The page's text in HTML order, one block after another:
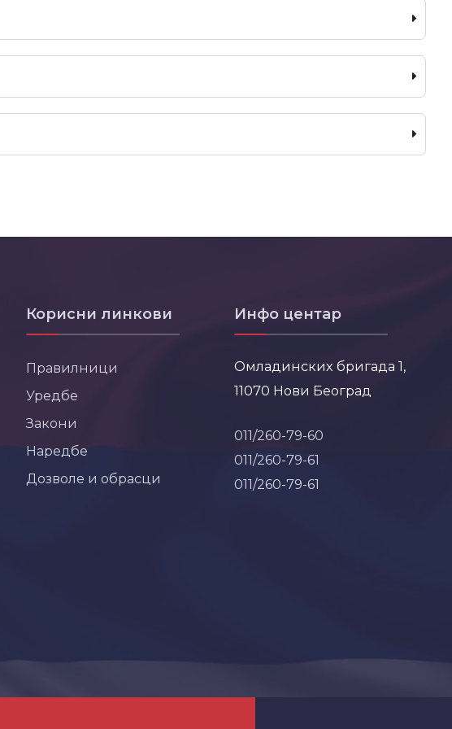
Корисни линкови
Правилници
Уредбе
Закони
Наредбе
Дозволе и обрасци
Инфо центар
Омладинских бригада 1,
11070 Нови Београд
011/260-79-60
011/260-79-61
011/260-79-61